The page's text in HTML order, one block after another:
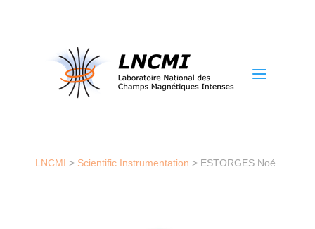
a
LNCMI > Scientific Instrumentation > ESTORGES Noé